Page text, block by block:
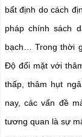
bất định do cách
pháp chính sách
bạch… Trong thời
Độ đối mặt với
thấp, thâm hụt
nay, các vấn đề
tương quan là sự